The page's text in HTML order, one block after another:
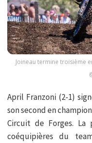
Joineau termine troisième
April Franzoni (2-1)
son second en
Circuit de Forges. La
coéquipières du